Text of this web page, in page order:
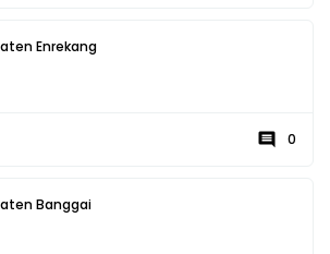
Enrekang
0
Banggai